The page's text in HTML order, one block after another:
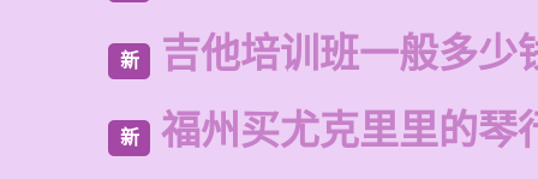
新 吉他培训班一般多少
新 福州买尤克里里的琴